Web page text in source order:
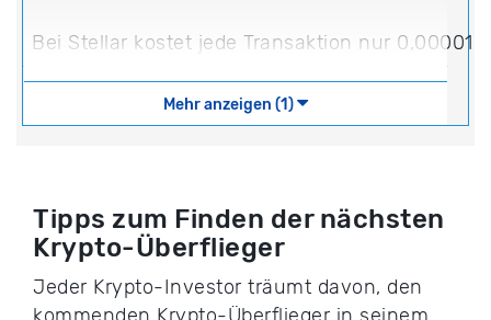
Bei Stellar kostet jede Transaktion nur 0,00001
Mehr anzeigen (1)
Tipps zum Finden der nächsten
Krypto-Überflieger
Jeder Krypto-Investor träumt davon, den